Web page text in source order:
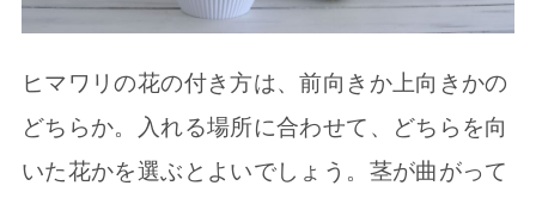
ヒマワリの花の付き方は、前向きか上向きかの
どちらか。入れる場所に合わせて、どちらを向
いた花かを選ぶとよいでしょう。茎が曲がって